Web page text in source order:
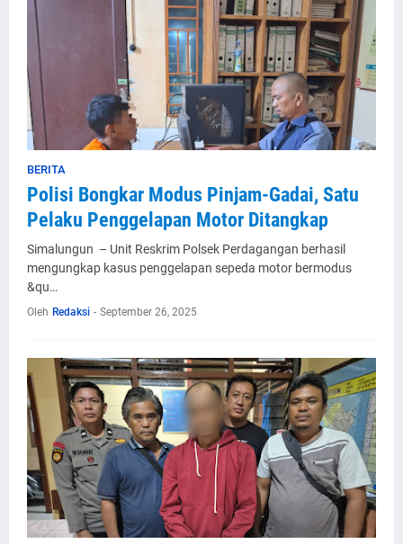
BERITA
Polisi Bongkar Modus Pinjam-Gadai, Satu
Pelaku Penggelapan Motor Ditangkap
Simalungun – Unit Reskrim Polsek Perdagangan berhasil
mengungkap kasus penggelapan sepeda motor bermodus
&qu…
Oleh Redaksi - September 26, 2025